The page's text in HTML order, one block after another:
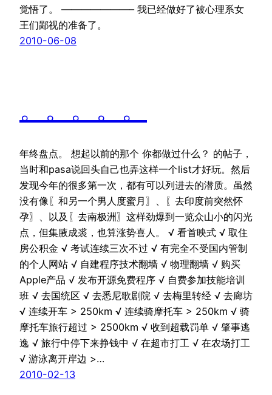
觉悟了。 ———————– 我已经做好了被心理系女
王们鄙视的准备了。
2010-06-08
。。。。。
年终盘点。 想起以前的那个 你都做过什么？ 的帖子，
当时和pasa说回头自己也弄这样一个list才好玩。然后
发现今年的很多第一次，都有可以列进去的潜质。虽然
没有像〖和另一个男人度蜜月〗、〖去印度前突然怀
孕〗、以及〖去南极洲〗这样劲爆到一览众山小的闪光
点，但集腋成裘，也算涨势喜人。 √ 看首映式 √ 取住
房公积金 √ 考试连续三次不过 √ 有完全不受国内管制
的个人网站 √ 自建程序技术翻墙 √ 物理翻墙 √ 购买
Apple产品 √ 发布开源免费程序 √ 自费参加技能培训
班 √ 去国统区 √ 去悉尼歌剧院 √ 去梅里转经 √ 去廊坊
√ 连续开车 > 250km √ 连续骑摩托车 > 250km √ 骑
摩托车旅行超过 > 2500km √ 收到超载罚单 √ 肇事逃
逸 √ 旅行中停下来挣钱中 √ 在超市打工 √ 在农场打工
√ 游泳离开岸边 >…
2010-02-13